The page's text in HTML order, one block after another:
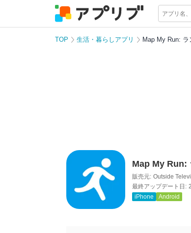
TOP 生活・暮らしアプリ Map My Run:
Map My Run:
販売元: Outside
最終アップデート日:
iPhone
Android